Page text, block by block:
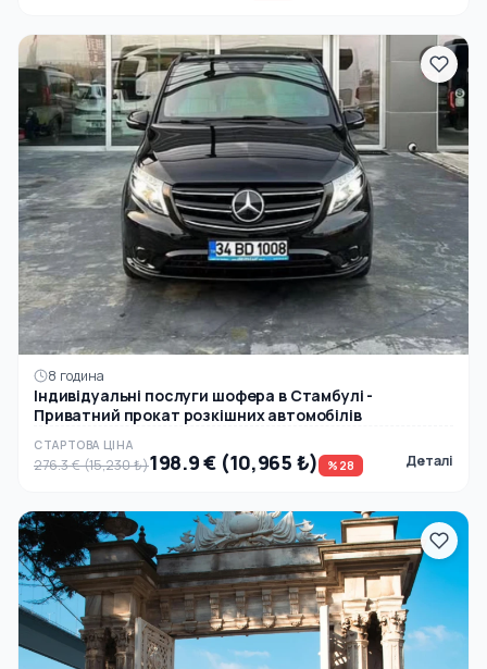
8 година
Індивідуальні послуги шофера в Стамбулі -
Приватний прокат розкішних автомобілів
СТАРТОВА ЦІНА
276.3 € (15,230 ₺)198.9 € (10,965 ₺) %28 Деталі